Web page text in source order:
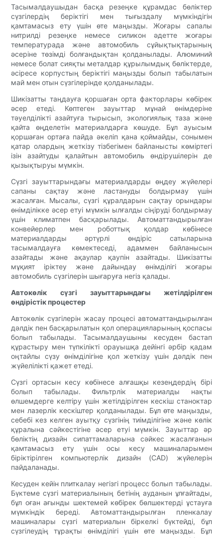
Тасымалдаушыдан басқа резеңке құрамдас бөліктер
сүзгілердің беріктігі мен тығыздалу мүмкіндігін
қамтамасыз ету үшін өте маңызды. Жоғары сапалы
нитрилді резеңке немесе силикон әдетте жоғары
температурада және автомобиль сұйықтықтарының
әсеріне төзімді болғандықтан қолданылады. Алюминий
немесе болат сияқты металдар құрылымдық бөліктерде,
әсіресе корпустың беріктігі маңызды болып табылатын
май мен отын сүзгілерінде қолданылады.
Шикізатты таңдауға қоршаған орта факторлары көбірек
әсер етеді. Көптеген зауыттар мұнай өнімдеріне
тәуелділікті азайтуға тырысып, экологиялық таза және
қайта өңделетін материалдарға көшуде. Бұл ауысым
қоршаған ортаға пайда әкеліп қана қоймайды, сонымен
қатар олардың жеткізу тізбегімен байланысты көміртегі
ізін азайтуды қалайтын автомобиль өндірушілерін де
қызықтыруы мүмкін.
Сүзгі зауыттарындағы материалдарды өңдеу жүйелері
сапаны сақтау және ластануды болдырмау үшін
жасалған. Мысалы, сүзгі құралдарын сақтау орындары
өнімділікке әсер етуі мүмкін ылғалды сіңіруді болдырмау
үшін климатпен басқарылады. Автоматтандырылған
конвейерлер мен роботтық қолдар көбінесе
материалдарды әртүрлі өндіріс сатыларына
тасымалдауға көмектеседі, адаммен байланысын
азайтады және ақаулар қаупін азайтады. Шикізатты
мұқият іріктеу және дайындау өнімділігі жоғары
автомобиль сүзгілерін шығаруға негіз қалады.
Автокөлік сүзгі зауыттарындағы жетілдірілген
өндірістік процестер
Автокөлік сүзгілерін жасау процесі автоматтандырылған
дәлдік пен басқарылатын қол операцияларының қоспасы
болып табылады. Тасымалдаушыны кесуден бастап
құрастыру мен түпкілікті орауышқа дейінгі әрбір қадам
оңтайлы сүзу өнімділігіне қол жеткізу үшін дәлдік пен
жүйелілікті қажет етеді.
Сүзгі ортасын кесу көбінесе алғашқы кезеңдердің бірі
болып табылады. Фильтрлік материалды нақты
өлшемдерге келтіру үшін жетілдірілген кескіш станоктар
мен лазерлік кескіштер қолданылады. Бұл өте маңызды,
себебі кез келген ауытқу сүзгінің тиімділігіне және көлік
құралына сәйкестігіне әсер етуі мүмкін. Зауыттар әр
бөліктің дизайн сипаттамаларына сәйкес жасалғанын
қамтамасыз ету үшін осы кесу машиналарымен
біріктірілген компьютерлік дизайн (CAD) жүйелерін
пайдаланады.
Кесуден кейін плиткалау негізгі процесс болып табылады.
Бүктеме сүзгі материалының бетінің ауданын ұлғайтады,
бұл оған ағынды шектемей көбірек бөлшектерді ұстауға
мүмкіндік береді. Автоматтандырылған пленкалау
машиналары сүзгі материалын біркелкі бүктейді, бұл
сүзгілеудің тұрақты өнімділігі үшін өте маңызды. Бұл